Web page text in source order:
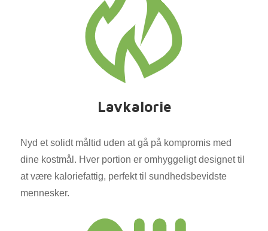
Lavkalorie
Nyd et solidt måltid uden at gå på kompromis med
dine kostmål. Hver portion er omhyggeligt designet til
at være kaloriefattig, perfekt til sundhedsbevidste
mennesker.